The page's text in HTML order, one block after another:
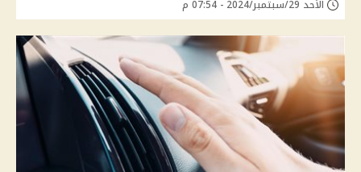
الأحد 29/سبتمبر/2024 - 07:54 م